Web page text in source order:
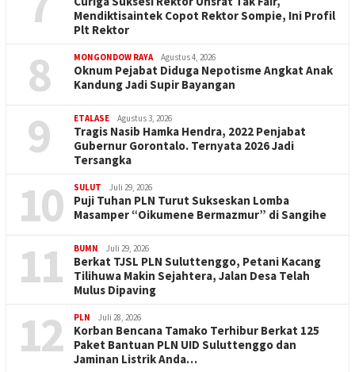
Mendiktisaintek Copot Rektor Sompie, Ini Profil
Plt Rektor
8 MONGONDOW RAYA Agustus 4, 2026
Oknum Pejabat Diduga Nepotisme Angkat Anak
Kandung Jadi Supir Bayangan
9 ETALASE Agustus 3, 2026
Tragis Nasib Hamka Hendra, 2022 Penjabat
Gubernur Gorontalo. Ternyata 2026 Jadi
Tersangka
10 SULUT Juli 29, 2026
Puji Tuhan PLN Turut Sukseskan Lomba
Masamper “Oikumene Bermazmur” di Sangihe
11 BUMN Juli 29, 2026
Berkat TJSL PLN Suluttenggo, Petani Kacang
Tilihuwa Makin Sejahtera, Jalan Desa Telah
Mulus Dipaving
12 PLN Juli 28, 2026
Korban Bencana Tamako Terhibur Berkat 125
Paket Bantuan PLN UID Suluttenggo dan
Jaminan Listrik Anda…